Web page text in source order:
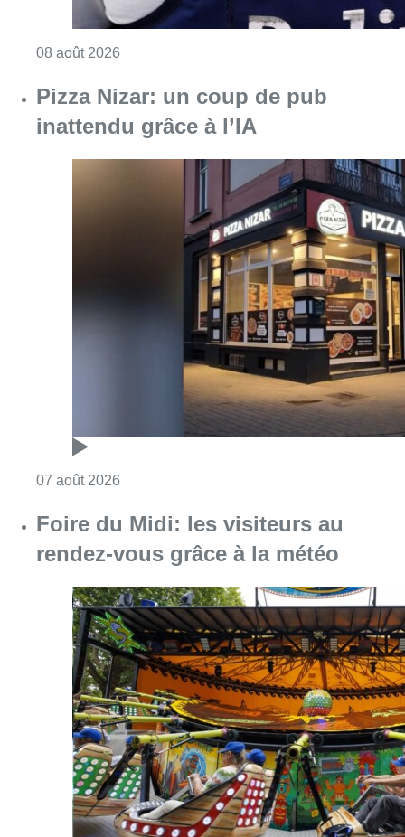
08 août 2026
Pizza Nizar: un coup de pub
inattendu grâce à l’IA
07 août 2026
Foire du Midi: les visiteurs au
rendez-vous grâce à la météo